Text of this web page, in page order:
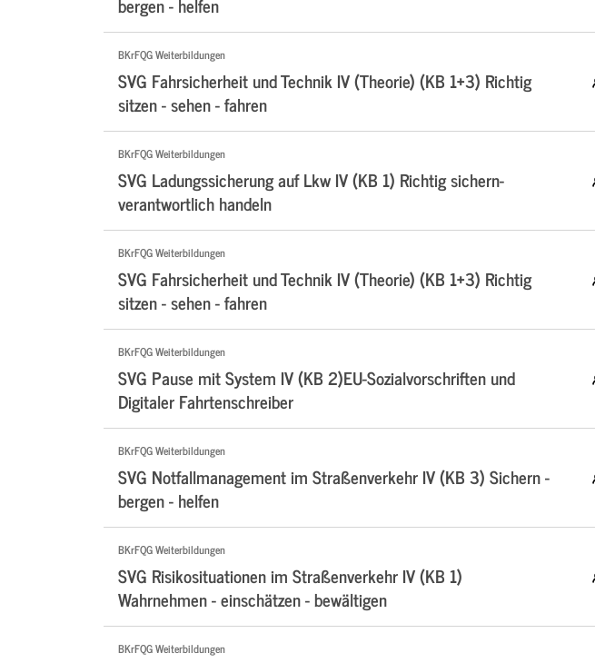
BKrFQG Weiterbildungen
SVG Fahrsicherheit und Technik IV (Theorie) (KB 1+3) Richtig
sitzen - sehen - fahren
BKrFQG Weiterbildungen
SVG Ladungssicherung auf Lkw IV (KB 1) Richtig sichern-
verantwortlich handeln
BKrFQG Weiterbildungen
SVG Fahrsicherheit und Technik IV (Theorie) (KB 1+3) Richtig
sitzen - sehen - fahren
BKrFQG Weiterbildungen
SVG Pause mit System IV (KB 2)EU-Sozialvorschriften und
Digitaler Fahrtenschreiber
BKrFQG Weiterbildungen
SVG Notfallmanagement im Straßenverkehr IV (KB 3) Sichern -
bergen - helfen
BKrFQG Weiterbildungen
SVG Risikosituationen im Straßenverkehr IV (KB 1)
Wahrnehmen - einschätzen - bewältigen
BKrFQG Weiterbildungen